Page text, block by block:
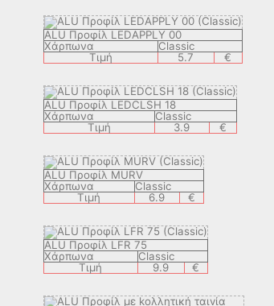
ALU Προφίλ LEDAPPLY 00
Χάρπωνα
Classic
Τιμή
5.7 €
ALU Προφίλ LEDCLSH 18
Χάρπωνα
Classic
Τιμή
3.9 €
ALU Προφίλ MURV
Χάρπωνα
Classic
Τιμή
6.9 €
ALU Προφίλ LFR 75
Χάρπωνα
Classic
Τιμή
9.9 €